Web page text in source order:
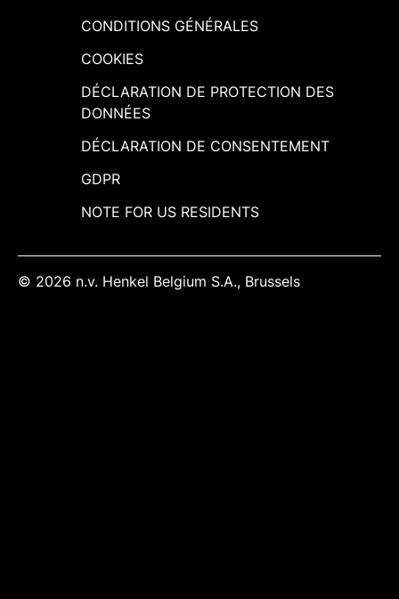
CONDITIONS GÉNÉRALES
COOKIES
DÉCLARATION DE PROTECTION DES
DONNÉES
DÉCLARATION DE CONSENTEMENT
GDPR
NOTE FOR US RESIDENTS
© 2026 n.v. Henkel Belgium S.A., Brussels